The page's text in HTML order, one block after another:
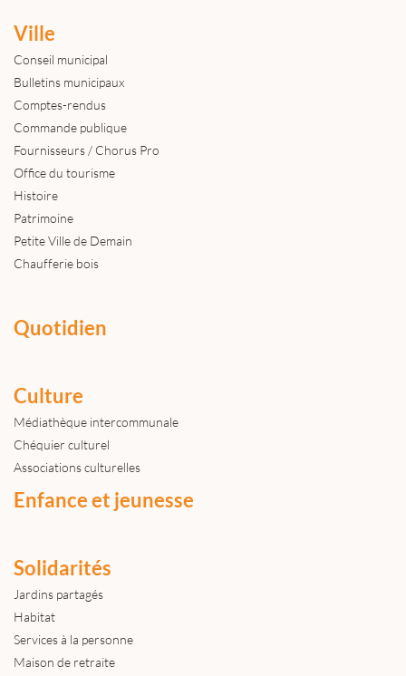
Ville
Conseil municipal
Bulletins municipaux
Comptes-rendus
Commande publique
Fournisseurs / Chorus Pro
Office du tourisme
Histoire
Patrimoine
Petite Ville de Demain
Chaufferie bois
Quotidien
Culture
Médiathèque intercommunale
Chéquier culturel
Associations culturelles
Enfance et jeunesse
Solidarités
Jardins partagés
Habitat
Services à la personne
Maison de retraite